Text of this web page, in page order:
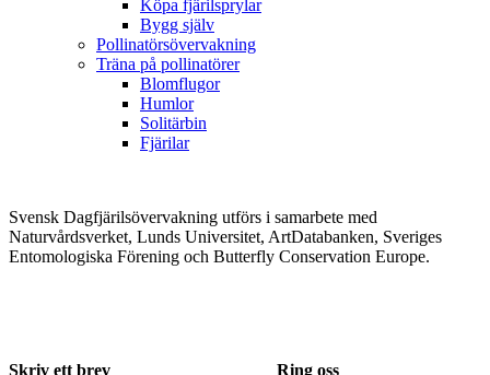
Köpa fjärilsprylar
Bygg själv
Pollinatörsövervakning
Träna på pollinatörer
Blomflugor
Humlor
Solitärbin
Fjärilar
Svensk Dagfjärilsövervakning utförs i samarbete med
Naturvårdsverket, Lunds Universitet, ArtDatabanken, Sveriges
Entomologiska Förening och Butterfly Conservation Europe.
Skriv ett brev Ring oss